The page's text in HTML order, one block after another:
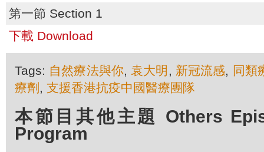
第一節 Section 1
下載 Download
Tags: 自然療法與你,袁大明 , 新冠流感, 同類
療劑 , 支援香港抗疫中國醫療團隊
本節目其他主題 Others
Program